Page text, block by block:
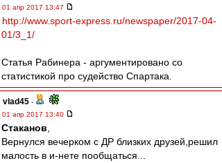
01 апр 2017 13:47
http://www.sport-express.ru/newspaper/2017-04-
01/3_1/
Статья Рабинера - аргументировано со
статистикой про судейство Спартака.
vlad45 -
01 апр 2017 13:40
Cтаканов
Вернулся вечерком с ДР близких друзей,решил
малость в и-нете пообщаться...